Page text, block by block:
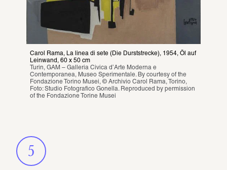
Carol Rama, La linea di sete (Die Durststrecke), 1954, Öl auf
Leinwand, 60 x 50 cm
Turin, GAM – Galleria Civica d’Arte Moderna e
Contemporanea, Museo Sperimentale. By courtesy of the
Fondazione Torino Musei, © Archivio Carol Rama, Torino,
Foto: Studio Fotografico Gonella. Reproduced by permission
of the Fondazione Torine Musei
5